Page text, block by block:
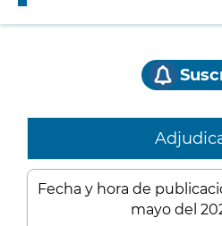
Fecha y hora de
mayo del